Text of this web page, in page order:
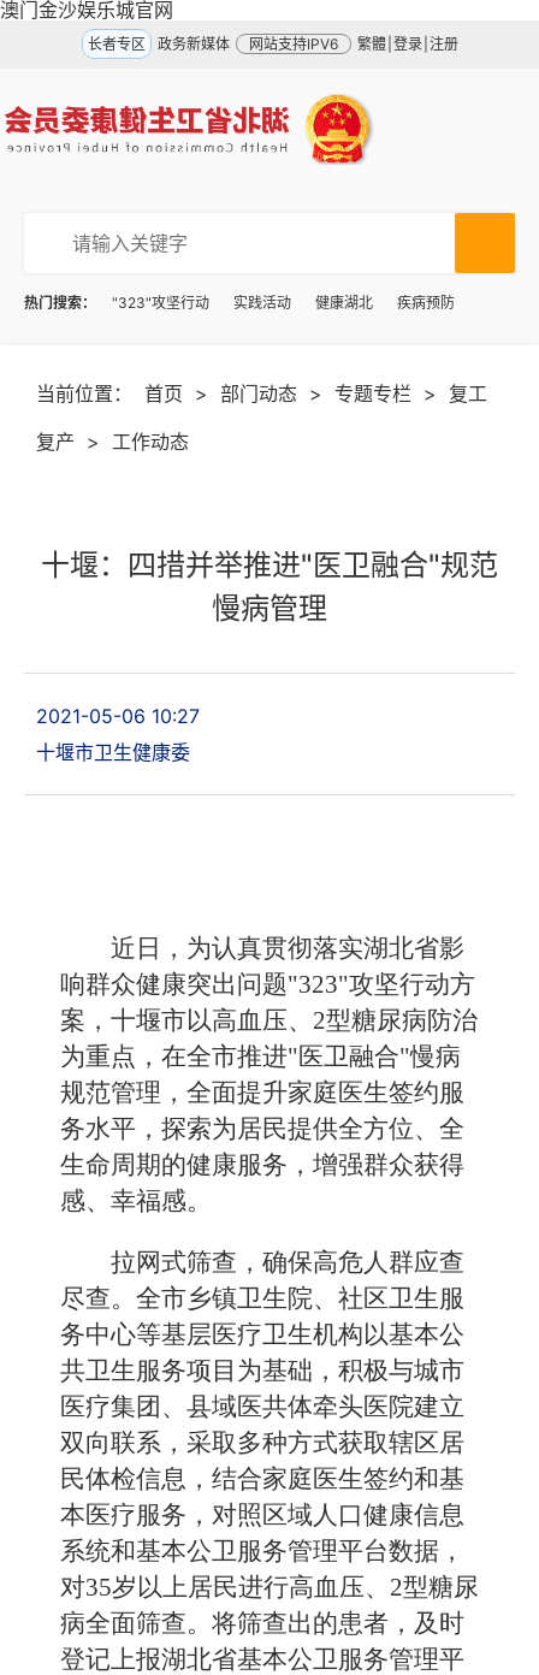
澳门金沙娱乐城官网
长者专区 政务新媒体 网站支持IPV6 繁體 登录 注册
热门搜索： "323"攻坚行动 实践活动 健康湖北 疾病预防
当前位置： 首页 > 部门动态 > 专题专栏 >
复工
复产 > 工作动态
十堰：四措并举推进"医卫融合"规范
慢病管理
2021-05-06 10:27
十堰市卫生健康委
近日，为认真贯彻落实湖北省影
响群众健康突出问题"323"攻坚行动方
案，十堰市以高血压、 2型糖尿病防治
为重点，在全市推进"医卫融合"慢病
规范管理，全面提升家庭医生签约服
务水平，探索为居民提供全方位、全
生命周期的健康服务，增强群众获得
感、幸福感。
拉网式筛查，确保高危人群应查
尽查。 全市乡镇卫生院、社区卫生服
务中心等基层医疗卫生机构以基本公
共卫生服务项目为基础，积极与城市
医疗集团、县域医共体牵头医院建立
双向联系，采取多种方式获取辖区居
民体检信息，结合家庭医生签约和基
本医疗服务，对照区域人口健康信息
系统和基本公卫服务管理平台数据，
对35岁以上居民进行高血压、 2型糖尿
病全面筛查。将筛查出的患者，及时
登记上报湖北省基本公卫服务管理平